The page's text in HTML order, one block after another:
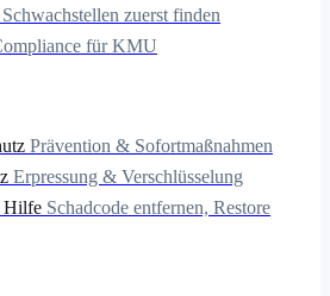
Schwachstellen zuerst finden
für KMU
Prävention & Sofortmaßnahmen
Erpressung & Verschlüsselung
Hilfe Schadcode entfernen, Restore